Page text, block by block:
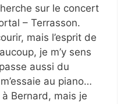
sur le concert
– Terrasson.
mais l’esprit de
je m’y sens
aussi du
au piano…
à Bernard, mais je